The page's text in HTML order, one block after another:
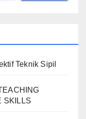
Teknik Sipil
SKILLS